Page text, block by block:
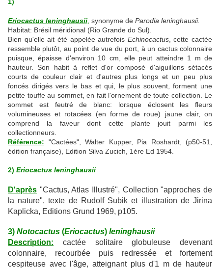
Eriocactus leninghausii synonyme de Parodia leninghausii.
Habitat: Brésil méridional (Rio Grande do Sul).
Bien qu'elle ait été appelée autrefois Echinocactus, cette cactée
ressemble plutôt, au point de vue du port, à un cactus colonnaire
puisque, épaisse d'environ 10 cm, elle peut atteindre 1 m de
hauteur. Son habit à reflet d'or composé d'aiguillons sétacés
courts de couleur clair et d'autres plus longs et un peu plus
foncés dirigés vers le bas et qui, le plus souvent, forment une
petite touffe au sommet, en fait l'ornement de toute collection. Le
sommet est feutré de blanc: lorsque éclosent les fleurs
volumineuses et rotacées (en forme de roue) jaune clair, on
comprend la faveur dont cette plante jouit parmi les
collectionneurs.
Référence: "Cactées", Walter Kupper, Pia Roshardt, (p50-51,
édition française), Edition Silva Zucich, 1ère Ed 1954.
2) Eriocactus leninghausii
D'après "Cactus, Atlas Illustré", Collection "approches de
la nature", texte de Rudolf Subik et illustration de Jirina
Kaplicka, Editions Grund 1969, p105.
3) Notocactus (Eriocactus) leninghausii
Description: cactée solitaire globuleuse devenant
colonnaire, recourbée puis redressée et fortement
cespiteuse avec l'âge, atteignant plus d'1 m de hauteur